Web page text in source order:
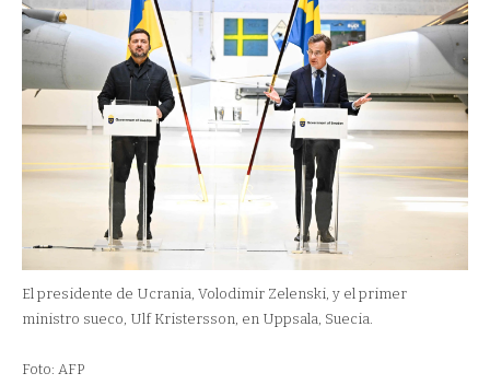
El presidente de Ucrania, Volodimir Zelenski, y el primer
ministro sueco, Ulf Kristersson, en Uppsala, Suecia.
Foto: AFP